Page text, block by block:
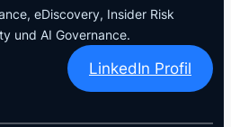
eDiscovery, Insider Risk
und AI Governance.
LinkedIn Profil